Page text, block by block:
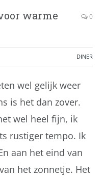
warme
0
DINER
wel gelijk weer
is het dan zover.
wel heel fijn, ik
rustiger tempo. Ik
aan het eind van
het zonnetje. Het